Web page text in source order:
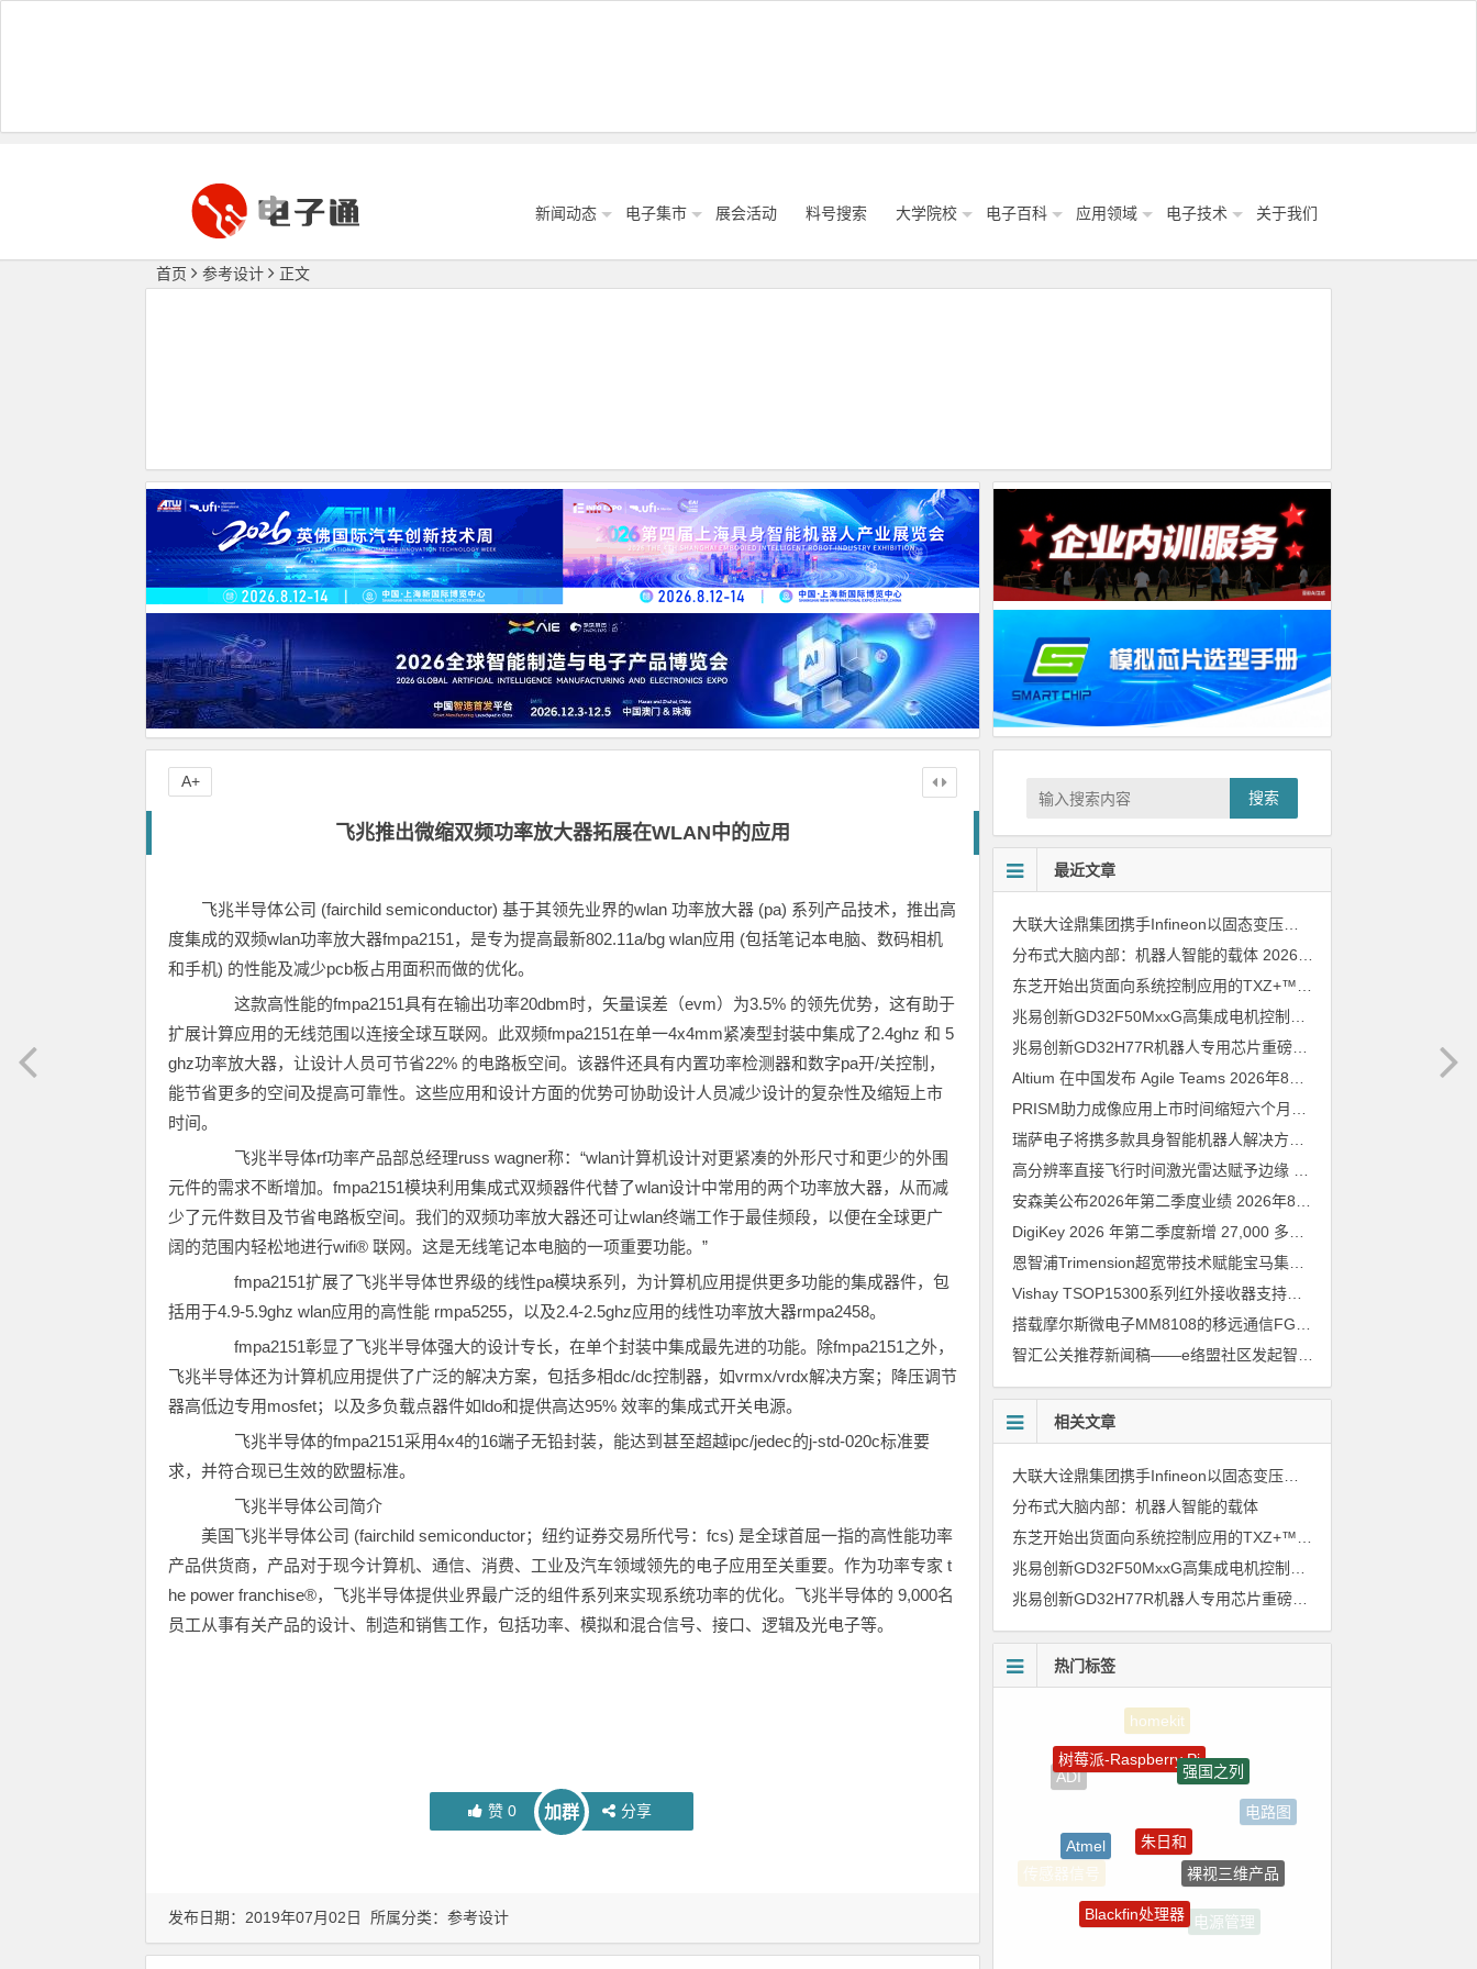
新闻动态 电子集市 展会活动 料号搜索 大学院校 电子百科 应用领域 电子技术 关于我们
首页 参考设计 正文
飞兆推出微缩双频功率放大器拓展在WLAN中的应用
飞兆半导体公司 (fairchild semiconductor) 基于其领先业界的wlan 功率放大器 (pa) 系列产品技术，推出高
度集成的双频wlan功率放大器fmpa2151，是专为提高最新802.11a/bg wlan应用 (包括笔记本电脑、数码相机
和手机) 的性能及减少pcb板占用面积而做的优化。
这款高性能的fmpa2151具有在输出功率20dbm时，矢量误差（evm）为3.5% 的领先优势，这有助于
扩展计算应用的无线范围以连接全球互联网。此双频fmpa2151在单一4x4mm紧凑型封装中集成了2.4ghz 和 5
ghz功率放大器，让设计人员可节省22% 的电路板空间。该器件还具有内置功率检测器和数字pa开/关控制，
能节省更多的空间及提高可靠性。这些应用和设计方面的优势可协助设计人员减少设计的复杂性及缩短上市
时间。
飞兆半导体rf功率产品部总经理russ wagner称：“wlan计算机设计对更紧凑的外形尺寸和更少的外围
元件的需求不断增加。fmpa2151模块利用集成式双频器件代替了wlan设计中常用的两个功率放大器，从而减
少了元件数目及节省电路板空间。我们的双频功率放大器还可让wlan终端工作于最佳频段，以便在全球更广
阔的范围内轻松地进行wifi® 联网。这是无线笔记本电脑的一项重要功能。”
fmpa2151扩展了飞兆半导体世界级的线性pa模块系列，为计算机应用提供更多功能的集成器件，包
括用于4.9-5.9ghz wlan应用的高性能 rmpa5255，以及2.4-2.5ghz应用的线性功率放大器rmpa2458。
fmpa2151彰显了飞兆半导体强大的设计专长，在单个封装中集成最先进的功能。除fmpa2151之外，
飞兆半导体还为计算机应用提供了广泛的解决方案，包括多相dc/dc控制器，如vrmx/vrdx解决方案；降压调节
器高低边专用mosfet；以及多负载点器件如ldo和提供高达95% 效率的集成式开关电源。
飞兆半导体的fmpa2151采用4x4的16端子无铅封装，能达到甚至超越ipc/jedec的j-std-020c标准要
求，并符合现已生效的欧盟标准。
飞兆半导体公司简介
美国飞兆半导体公司 (fairchild semiconductor；纽约证券交易所代号：fcs) 是全球首屈一指的高性能功率
产品供货商，产品对于现今计算机、通信、消费、工业及汽车领域领先的电子应用至关重要。作为功率专家 t
he power franchise®，飞兆半导体提供业界最广泛的组件系列来实现系统功率的优化。飞兆半导体的 9,000名
员工从事有关产品的设计、制造和销售工作，包括功率、模拟和混合信号、接口、逻辑及光电子等。
赞0 加群 分享
A+
发布日期：2019年07月02日 所属分类： 参考设计
搜索
最近文章
大联大诠鼎集团携手Infineon以固态变压器重构配电效率新标杆
分布式大脑内部：机器人智能的载体 2026年8月6日
兆易创新GD32H77R机器人专用芯片重磅亮相，精准赋能伺服驱动与关节控制
Altium 在中国发布 Agile Teams 2026年8月6日
安森美公布2026年第二季度业绩 2026年8月6日
恩智浦Trimension超宽带技术赋能宝马集团Digital Key Plus及生命体存在检测功能
Vishay TSOP15300系列红外接收器支持所有主流遥控代码
相关文章
大联大诠鼎集团携手Infineon以固态变压器重构配电效率新标杆
分布式大脑内部：机器人智能的载体
兆易创新GD32H77R机器人专用芯片重磅亮相，精准赋能伺服驱动与关节控制
热门标签
ADI
树莓派-Raspberry Pi
强国之列
电路图
传感器信号
裸视三维产品
电源管理